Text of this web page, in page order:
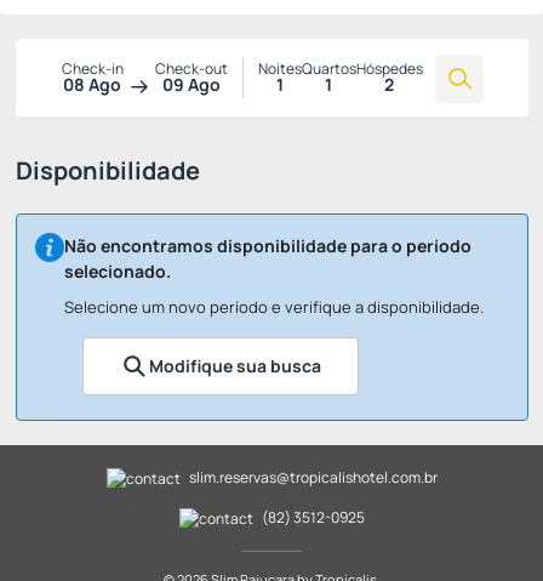
Check-in
08 Ago
Check-out
09 Ago
Noites
1
Quartos
1
Hóspedes
2
Disponibilidade
Não encontramos disponibilidade para o período
selecionado.
Selecione um novo período e verifique a disponibilidade.
Modifique sua busca
slim.reservas@tropicalishotel.com.br
(82) 3512-0925